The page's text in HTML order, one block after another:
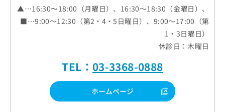
▲…16:30〜18:00（月曜日）、16:30～18:30（金曜日）、
■…9:00～12:30（第2・4・5日曜日）、9:00～17:00（第
1・3日曜日）
休診日：木曜日
TEL： 03-3368-0888
ホームページ